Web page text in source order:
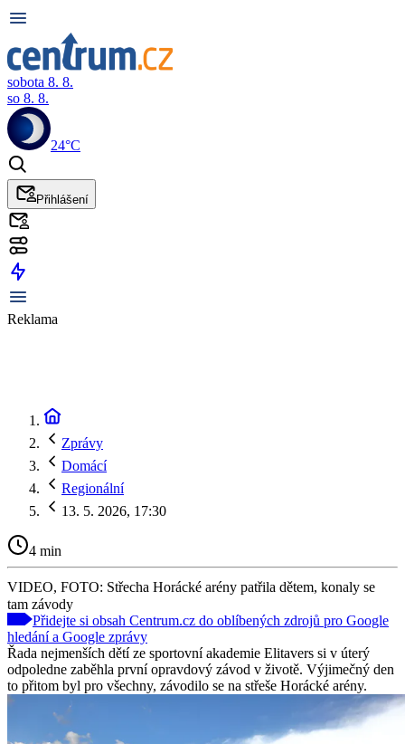
sobota 8. 8.
so 8. 8.
24°C
Přihlášení
Reklama
Zprávy
Domácí
Regionální
13. 5. 2026, 17:30
4 min
VIDEO, FOTO: Střecha Horácké arény patřila dětem, konaly se
tam závody
Přidejte si obsah Centrum.cz do oblíbených zdrojů pro Google
hledání a Google zprávy
Řada nejmenších dětí ze sportovní akademie Elitavers si v úterý
odpoledne zaběhla první opravdový závod v životě. Výjimečný den
to přitom byl pro všechny, závodilo se na střeše Horácké arény.